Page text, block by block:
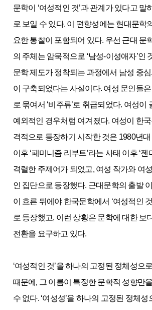
문학이 ‘여성적인 것’과 관계가 있다고 말
로 보일 수 있다. 이 편향성에는 현대문학
요한 통찰이 포함되어 있다. 우선 근대 문
의 주체는 암묵적으로 ‘남성-이성애자’인
문학 제도가 정착되는 과정에서 남성 중
이 구축되었다는 사실이다. 여성 문인들은
로 묶여서 ‘비주류’로 취급되었다. 여성이
예외적인 경우처럼 여겨졌다. 여성이 한
격적으로 등장하기 시작한 것은 1980년
이후 ‘페미니즘 리부트’라는 사태 이후 ‘젠
격렬한 주제어가 되었고, 여성 작가와 여
인 집단으로 등장했다. 근대문학의 출발
이 흐른 뒤에야 한국문학에서 ‘여성적인
로 등장했고, 이런 상황은 문학에 대한 보
전환을 요구하고 있다.
‘여성적인 것’을 하나의 고정된 정체성으
때문에, 그 이름이 특정한 문학적 성향만
수 없다. ‘여성성’을 하나의 고정된 정체